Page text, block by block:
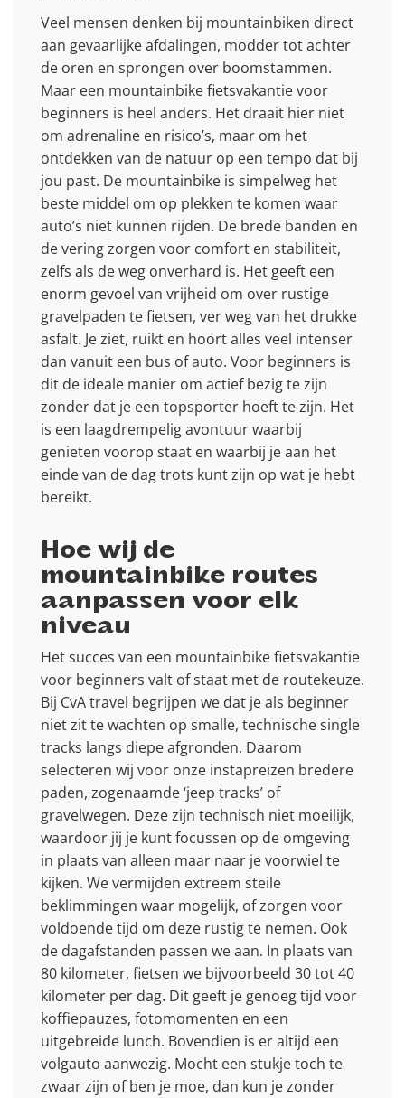
Veel mensen denken bij mountainbiken direct
aan gevaarlijke afdalingen, modder tot achter
de oren en sprongen over boomstammen.
Maar een mountainbike fietsvakantie voor
beginners is heel anders. Het draait hier niet
om adrenaline en risico’s, maar om het
ontdekken van de natuur op een tempo dat bij
jou past. De mountainbike is simpelweg het
beste middel om op plekken te komen waar
auto’s niet kunnen rijden. De brede banden en
de vering zorgen voor comfort en stabiliteit,
zelfs als de weg onverhard is. Het geeft een
enorm gevoel van vrijheid om over rustige
gravelpaden te fietsen, ver weg van het drukke
asfalt. Je ziet, ruikt en hoort alles veel intenser
dan vanuit een bus of auto. Voor beginners is
dit de ideale manier om actief bezig te zijn
zonder dat je een topsporter hoeft te zijn. Het
is een laagdrempelig avontuur waarbij
genieten voorop staat en waarbij je aan het
einde van de dag trots kunt zijn op wat je hebt
bereikt.
Hoe wij de
mountainbike routes
aanpassen voor elk
niveau
Het succes van een mountainbike fietsvakantie
voor beginners valt of staat met de routekeuze.
Bij CvA travel begrijpen we dat je als beginner
niet zit te wachten op smalle, technische single
tracks langs diepe afgronden. Daarom
selecteren wij voor onze instapreizen bredere
paden, zogenaamde ‘jeep tracks’ of
gravelwegen. Deze zijn technisch niet moeilijk,
waardoor jij je kunt focussen op de omgeving
in plaats van alleen maar naar je voorwiel te
kijken. We vermijden extreem steile
beklimmingen waar mogelijk, of zorgen voor
voldoende tijd om deze rustig te nemen. Ook
de dagafstanden passen we aan. In plaats van
80 kilometer, fietsen we bijvoorbeeld 30 tot 40
kilometer per dag. Dit geeft je genoeg tijd voor
koffiepauzes, fotomomenten en een
uitgebreide lunch. Bovendien is er altijd een
volgauto aanwezig. Mocht een stukje toch te
zwaar zijn of ben je moe, dan kun je zonder